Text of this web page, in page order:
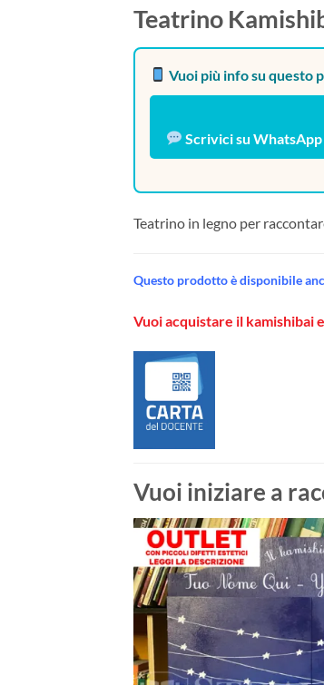
Teatrino
Vuoi più info su questo
Scrivici su WhatsApp
Teatrino in legno per
Questo prodotto è disponibile
Vuoi acquistare il kamishibai
Vuoi iniziare a